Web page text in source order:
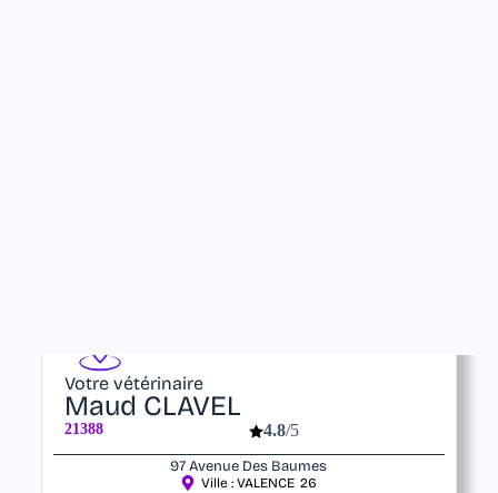
Votre vétérinaire
Maud CLAVEL
21388 4.8/5
97 Avenue Des Baumes
Ville :VALENCE 26